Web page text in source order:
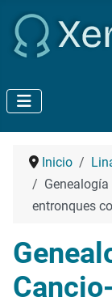
Inicio
entronques